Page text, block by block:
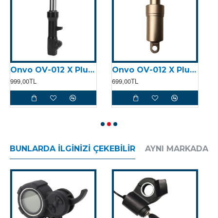
Onvo OV-012 X Plus (2023) Sol Ön Süspansiyon
999,00TL
Onvo OV-012 X Plus (2023) Arka Süspansiyon (Tek) - Gri
699,00TL
BUNLARDA İLGINIZI ÇEKEBILIR AYNI MARKADAN